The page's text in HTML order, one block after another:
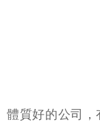
體質好的公司